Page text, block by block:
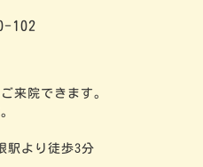
102
来院できます。
駅より徒歩3分